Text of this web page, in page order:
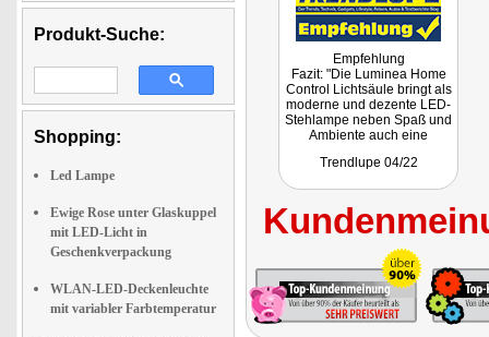
Produkt-Suche:
Shopping:
Led Lampe
Ewige Rose unter Glaskuppel
mit LED-Licht in
Geschenkverpackung
WLAN-LED-Deckenleuchte
mit variabler Farbtemperatur
Empfehlung
Fazit: "Die Luminea Home
Control Lichtsäule bringt als
moderne und dezente LED-
Stehlampe neben Spaß und
Ambiente auch eine
Einbindung."
Trendlupe 04/22